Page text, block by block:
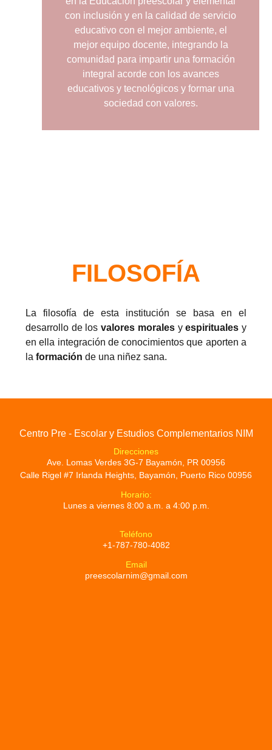
con inclusión y en la calidad de servicio
educativo con el mejor ambiente, el
mejor equipo docente, integrando la
comunidad para impartir una formación
integral acorde con los avances
educativos y tecnológicos y formar una
sociedad con valores.
FILOSOFÍA
La filosofía de esta institución se basa en el
desarrollo de losvalores moralesyespirituales y
en ella integración de conocimientos que aporten a
la formación de una niñez sana.
Centro Pre - Escolar y Estudios Complementarios NIM
Direcciones
Ave. Lomas Verdes 3G-7 Bayamón, PR 00956
Calle Rigel #7 Irlanda Heights, Bayamón, Puerto Rico 00956
Horario:
Lunes a viernes 8:00 a.m. a 4:00 p.m.
Teléfono
+1-787-780-4082
Email
preescolarnim@gmail.com